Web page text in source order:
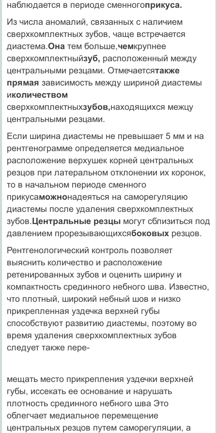
наблюдается в периоде сменногоприкуса.
Из числа аномалий, связанных с наличием
сверхкомплек­тных зубов, чаще встречается
диастема.Она тем больше,чемкрупнее
сверхкомплектныйзуб, расположенный между
цент­ральными резцами. Отмечаетсятакже
прямая зависимость меж­ду шириной диастемы
иколичеством
сверхкомплектныхзубов,находящихся межцу
центральными резцами.
Если ширина диастемы не превышает 5 мм и на
рентгено­грамме определяется медиальное
расположение верхушек кор­ней центральных
резцов при латеральном отклонении их ко­ронок,
то в начальном периоде сменного
прикусаможнонадеяться на саморегуляцию
диастемы после удаления сверх­комплектных
зубов.Центральные резцымогут сблизиться под
давлением прорезывающихсябоковыхрезцов.
Рентгенологический контроль позволяет
выяснить количе­ство и расположение
ретенированных зубов и оценить ширину и
компактность срединного небного шва. Известно,
что плот­ный, широкий небный шов и низко
прикрепленная уздечка верхней губы
способствуют развитию диастемы, поэтому во
время удаления сверхкомплектных зубов
следует также пере-
мещать место прикрепления уздечки верхней
губы, иссекать ее основание и нарушать
плотность срединного небного шва Это
облегчает медиальное перемещение
центральных резцов путем саморегуляции, а